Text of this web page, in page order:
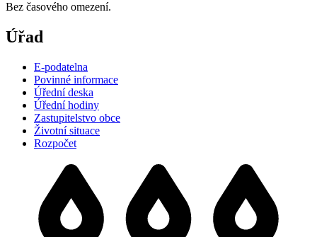
Bez časového omezení.
Úřad
E-podatelna
Povinné informace
Úřední deska
Úřední hodiny
Zastupitelstvo obce
Životní situace
Rozpočet